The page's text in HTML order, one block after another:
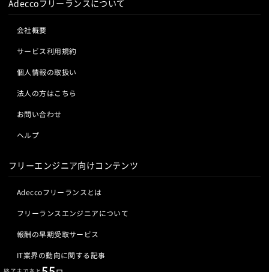
Adeccoフリーランスについて
会社概要
サービス利用規約
個人情報の取扱い
法人の方はこちら
お問い合わせ
ヘルプ
フリーエンジニア向けコンテンツ
Adeccoフリーランスとは
フリーランスエンジニアについて
報酬の早期受取サービス
IT業界の動向に関する記事